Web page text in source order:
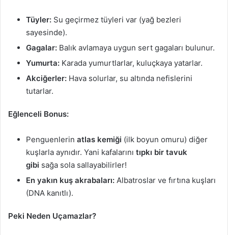
Tüyler: Su geçirmez tüyleri var (yağ bezleri
sayesinde).
Gagalar: Balık avlamaya uygun sert gagaları bulunur.
Yumurta: Karada yumurtlarlar, kuluçkaya yatarlar.
Akciğerler: Hava solurlar, su altında nefislerini
tutarlar.
Eğlenceli Bonus:
Penguenlerin atlas kemiği (ilk boyun omuru) diğer
kuşlarla aynıdır. Yani kafalarını tıpkı bir tavuk
gibi sağa sola sallayabilirler!
En yakın kuş akrabaları: Albatroslar ve fırtına kuşları
(DNA kanıtlı).
Peki Neden Uçamazlar?